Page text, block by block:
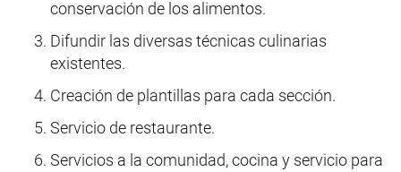
conservación de los alimentos.
Difundir las diversas técnicas culinarias
existentes.
Creación de plantillas para cada sección.
Servicio de restaurante.
Servicios a la comunidad, cocina y servicio para